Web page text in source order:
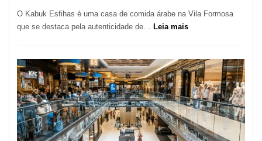
O Kabuk Esfihas é uma casa de comida árabe na Vila Formosa
que se destaca pela autenticidade de… Leia mais:
na
Vila
Formosa
–
Kabuk
Esfihas